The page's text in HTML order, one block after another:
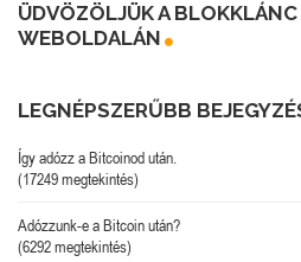
ÜDVÖZÖLJÜK A
WEBOLDALÁN
LEGNÉPSZERŰBB
Így adózz a Bitcoinod után.
(17249 megtekintés)
Adózzunk-e a Bitcoin után?
(6292 megtekintés)